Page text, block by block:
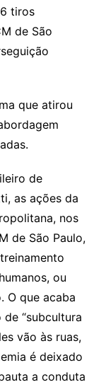
tiros
de São
que atirou
de
as ações da
nos
de São Paulo,
ou
O que acaba
“subcultura
vão às ruas,
é deixado
a conduta